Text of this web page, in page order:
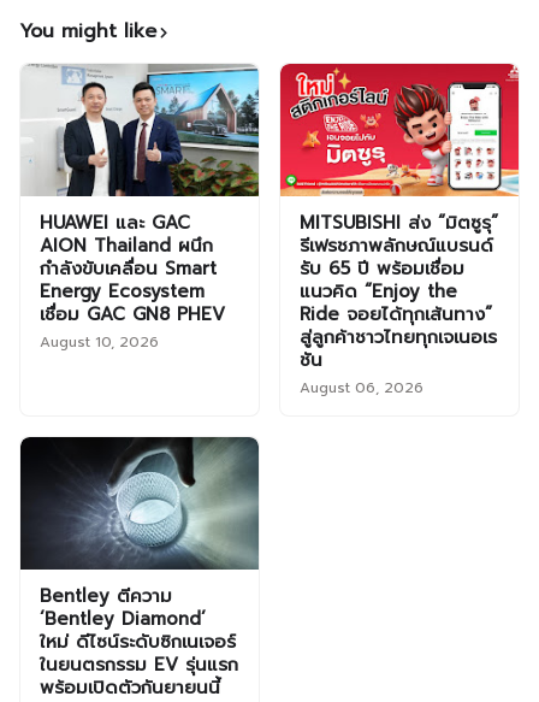
You might like
HUAWEI และ GAC
AION Thailand ผนึก
กำลังขับเคลื่อน Smart
Energy Ecosystem
เชื่อม GAC GN8 PHEV
August 10, 2026
MITSUBISHI ส่ง “มิตซูรุ”
รีเฟรชภาพลักษณ์แบรนด์
รับ 65 ปี พร้อมเชื่อม
แนวคิด “Enjoy the
Ride จอยได้ทุกเส้นทาง”
สู่ลูกค้าชาวไทยทุกเจเนอเร
ชัน
August 06, 2026
Bentley ตีความ
‘Bentley Diamond’
ใหม่ ดีไซน์ระดับซิกเนเจอร์
ในยนตรกรรม EV รุ่นแรก
พร้อมเปิดตัวกันยายนนี้